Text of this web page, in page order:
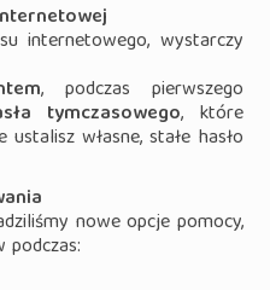
internetowego, wystarczy
, podczas pierwszego
tymczasowego, które
własne, stałe hasło
nowe opcje pomocy,